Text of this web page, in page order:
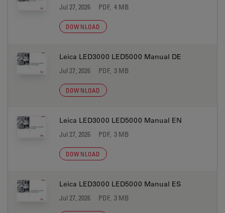
Jul 27, 2026 PDF, 4 MB
DOWNLOAD
Leica LED3000 LED5000 Manual DE
Jul 27, 2026 PDF, 3 MB
DOWNLOAD
Leica LED3000 LED5000 Manual EN
Jul 27, 2026 PDF, 3 MB
DOWNLOAD
Leica LED3000 LED5000 Manual ES
Jul 27, 2026 PDF, 3 MB